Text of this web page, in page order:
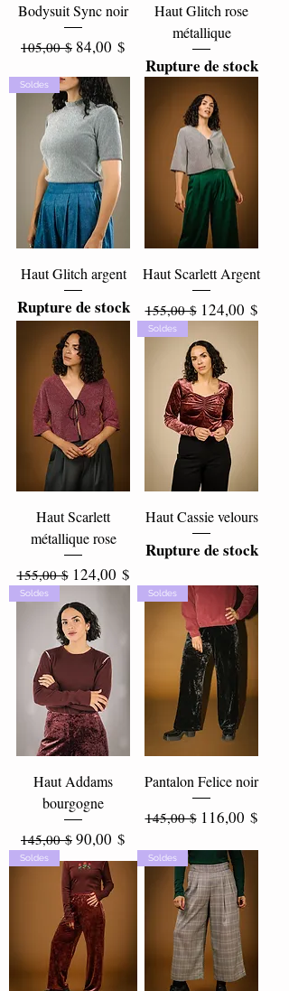
Bodysuit Sync noir
Prix original
105,00 $ Prix promotionnel
84,00 $
Haut Glitch rose
métallique
Rupture de stock
Soldes
Haut Glitch argent
Rupture de stock
Haut Scarlett Argent
Prix original
155,00 $ Prix
124,00 $
Haut Scarlett
métallique rose
Prix original
155,00 $ Prix promotionnel
124,00 $
Soldes
Haut Cassie velours
Rupture de stock
Soldes
Haut Addams
bourgogne
Prix original
145,00 $ Prix promotionnel
90,00 $
Soldes
Pantalon Felice noir
Prix original
145,00 $ Prix
116,00 $
Soldes Soldes